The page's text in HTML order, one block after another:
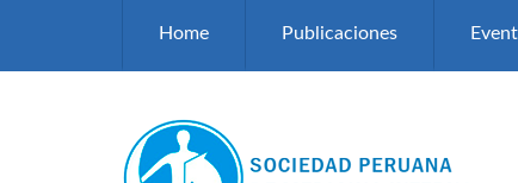
Home Publicaciones